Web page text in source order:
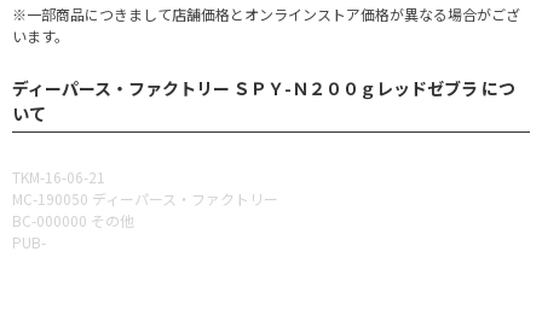
※一部商品につきまして店舗価格とオンラインストア価格が異なる場合がござ
います。
ディーパース・ファクトリー ＳＰＹ-Ｎ２００ｇレッドゼブラ につ
いて
TKM-16-06-21
MC-190050 ディーパース・ファクトリー
BC-000000 その他
PUB-